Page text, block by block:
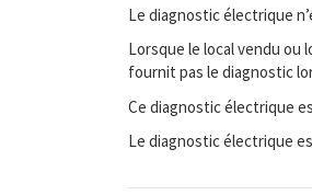
Le diagnostic électrique
Lorsque le local vendu ou
fournit pas le diagnostic
Ce diagnostic électrique
Le diagnostic électrique